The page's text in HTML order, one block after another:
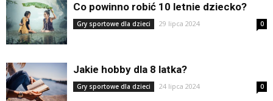
Co powinno robić 10 letnie dziecko?
Gry sportowe dla dzieci 29 lipca 2024 0
Jakie hobby dla 8 latka?
Gry sportowe dla dzieci 24 lipca 2024 0